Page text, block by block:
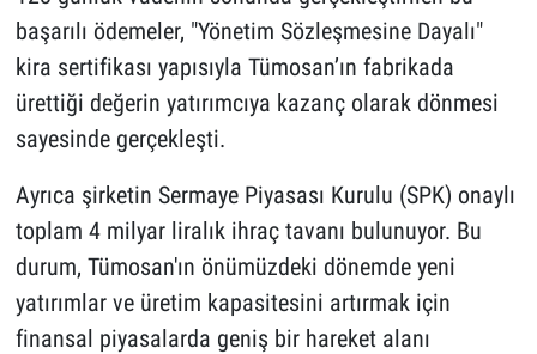
başarılı ödemeler, "Yönetim Sözleşmesine Dayalı"
kira sertifikası yapısıyla Tümosan’ın fabrikada
ürettiği değerin yatırımcıya kazanç olarak dönmesi
sayesinde gerçekleşti.
Ayrıca şirketin Sermaye Piyasası Kurulu (SPK) onaylı
toplam 4 milyar liralık ihraç tavanı bulunuyor. Bu
durum, Tümosan'ın önümüzdeki dönemde yeni
yatırımlar ve üretim kapasitesini artırmak için
finansal piyasalarda geniş bir hareket alanı